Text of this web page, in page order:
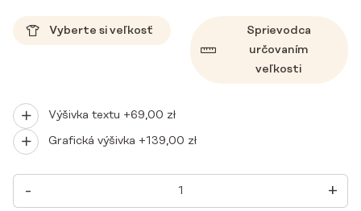
Vyberte si veľkosť
Sprievodca
určovaním
veľkosti
Výšivka textu +69,00 zł
Grafická výšivka +139,00 zł
-
MNOŽSTVO
DÁMSKE
LEKÁRSKE
+